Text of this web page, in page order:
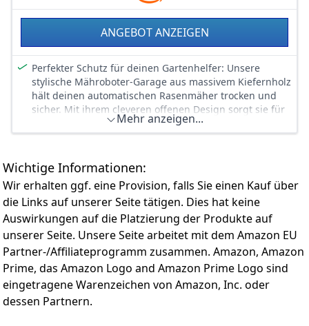
ANGEBOT ANZEIGEN
Perfekter Schutz für deinen Gartenhelfer: Unsere
stylische Mähroboter-Garage aus massivem Kiefernholz
hält deinen automatischen Rasenmäher trocken und
sicher. Mit ihrem cleveren offenen Design sorgt sie für
perfekte Belüftung – kein Schwitzkasten mehr für
deinen fleißigen Roboter! Ideal für alle, die ihren
Garten-Trend mit rustikalem Charme: Diese robuste
Garage fügt sich mit ihrer natürlichen Holzoptik perfekt
in deinen Garten ein. Nicht nur praktisch, sondern
auch ein echter Hingucker auf Terrasse oder im
Hinterhof! Deine Nachbarn werden neidisch sein, wenn
sie sehen, wie stylisch dein Mähroboter untergebracht
ist.
Platzwunder für Gartenliebhaber: In dieser
geräumigen Garage findet nicht nur dein Mähroboter
Platz, sondern auch anderes Gartengerät wie
Schläuche oder Trimmer. Endlich Ordnung im Garten –
Mehr anzeigen...
Wichtige Informationen:
Wir erhalten ggf. eine Provision, falls Sie einen Kauf über
die Links auf unserer Seite tätigen. Dies hat keine
Auswirkungen auf die Platzierung der Produkte auf
unserer Seite. Unsere Seite arbeitet mit dem Amazon EU
Partner-/Affiliateprogramm zusammen. Amazon, Amazon
Prime, das Amazon Logo and Amazon Prime Logo sind
eingetragene Warenzeichen von Amazon, Inc. oder
dessen Partnern.